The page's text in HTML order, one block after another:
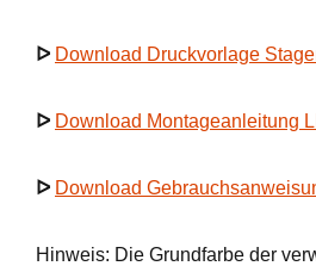
ᐅ Download Druckvorlage
ᐅ Download Montageanleitung
ᐅ Download
Hinweis: Die Grundfarbe der